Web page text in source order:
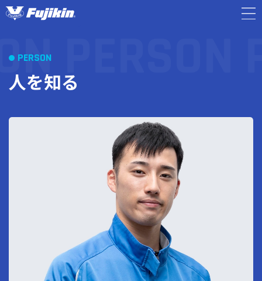
キャリア採用TOP
募集職種一覧 /ENTRY
PERSON
人を知るPERSON